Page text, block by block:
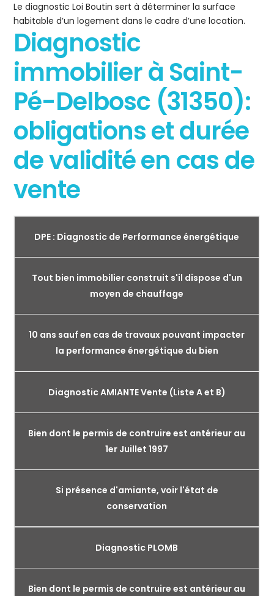
Le diagnostic Loi Boutin sert à déterminer la surface
habitable d’un logement dans le cadre d’une location.
Diagnostic
immobilier à Saint-
Pé-Delbosc (31350):
obligations et durée
de validité en cas de
vente
DPE : Diagnostic de Performance énergétique
Tout bien immobilier construit s'il dispose d'un
moyen de chauffage
10 ans sauf en cas de travaux pouvant impacter
la performance énergétique du bien
Diagnostic AMIANTE Vente (Liste A et B)
Bien dont le permis de contruire est antérieur au
1er Juillet 1997
Si présence d'amiante, voir l'état de
conservation
Diagnostic PLOMB
Bien dont le permis de contruire est antérieur au